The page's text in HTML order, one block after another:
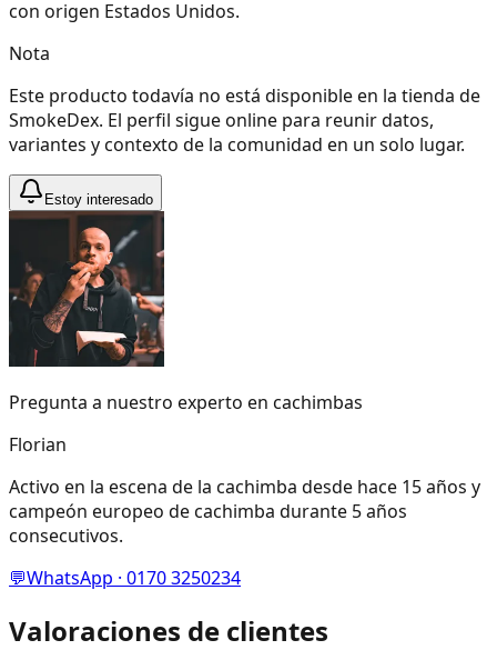
con origen Estados Unidos.
Nota
Este producto todavía no está disponible en la tienda de
SmokeDex. El perfil sigue online para reunir datos,
variantes y contexto de la comunidad en un solo lugar.
Estoy interesado
Pregunta a nuestro experto en cachimbas
Florian
Activo en la escena de la cachimba desde hace 15 años y
campeón europeo de cachimba durante 5 años
consecutivos.
💬WhatsApp · 0170 3250234
Valoraciones de clientes